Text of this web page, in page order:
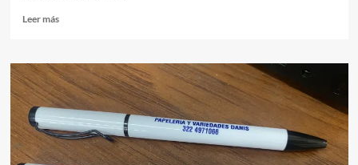
Leer másLeer
Personaliza
tu
boligrafo